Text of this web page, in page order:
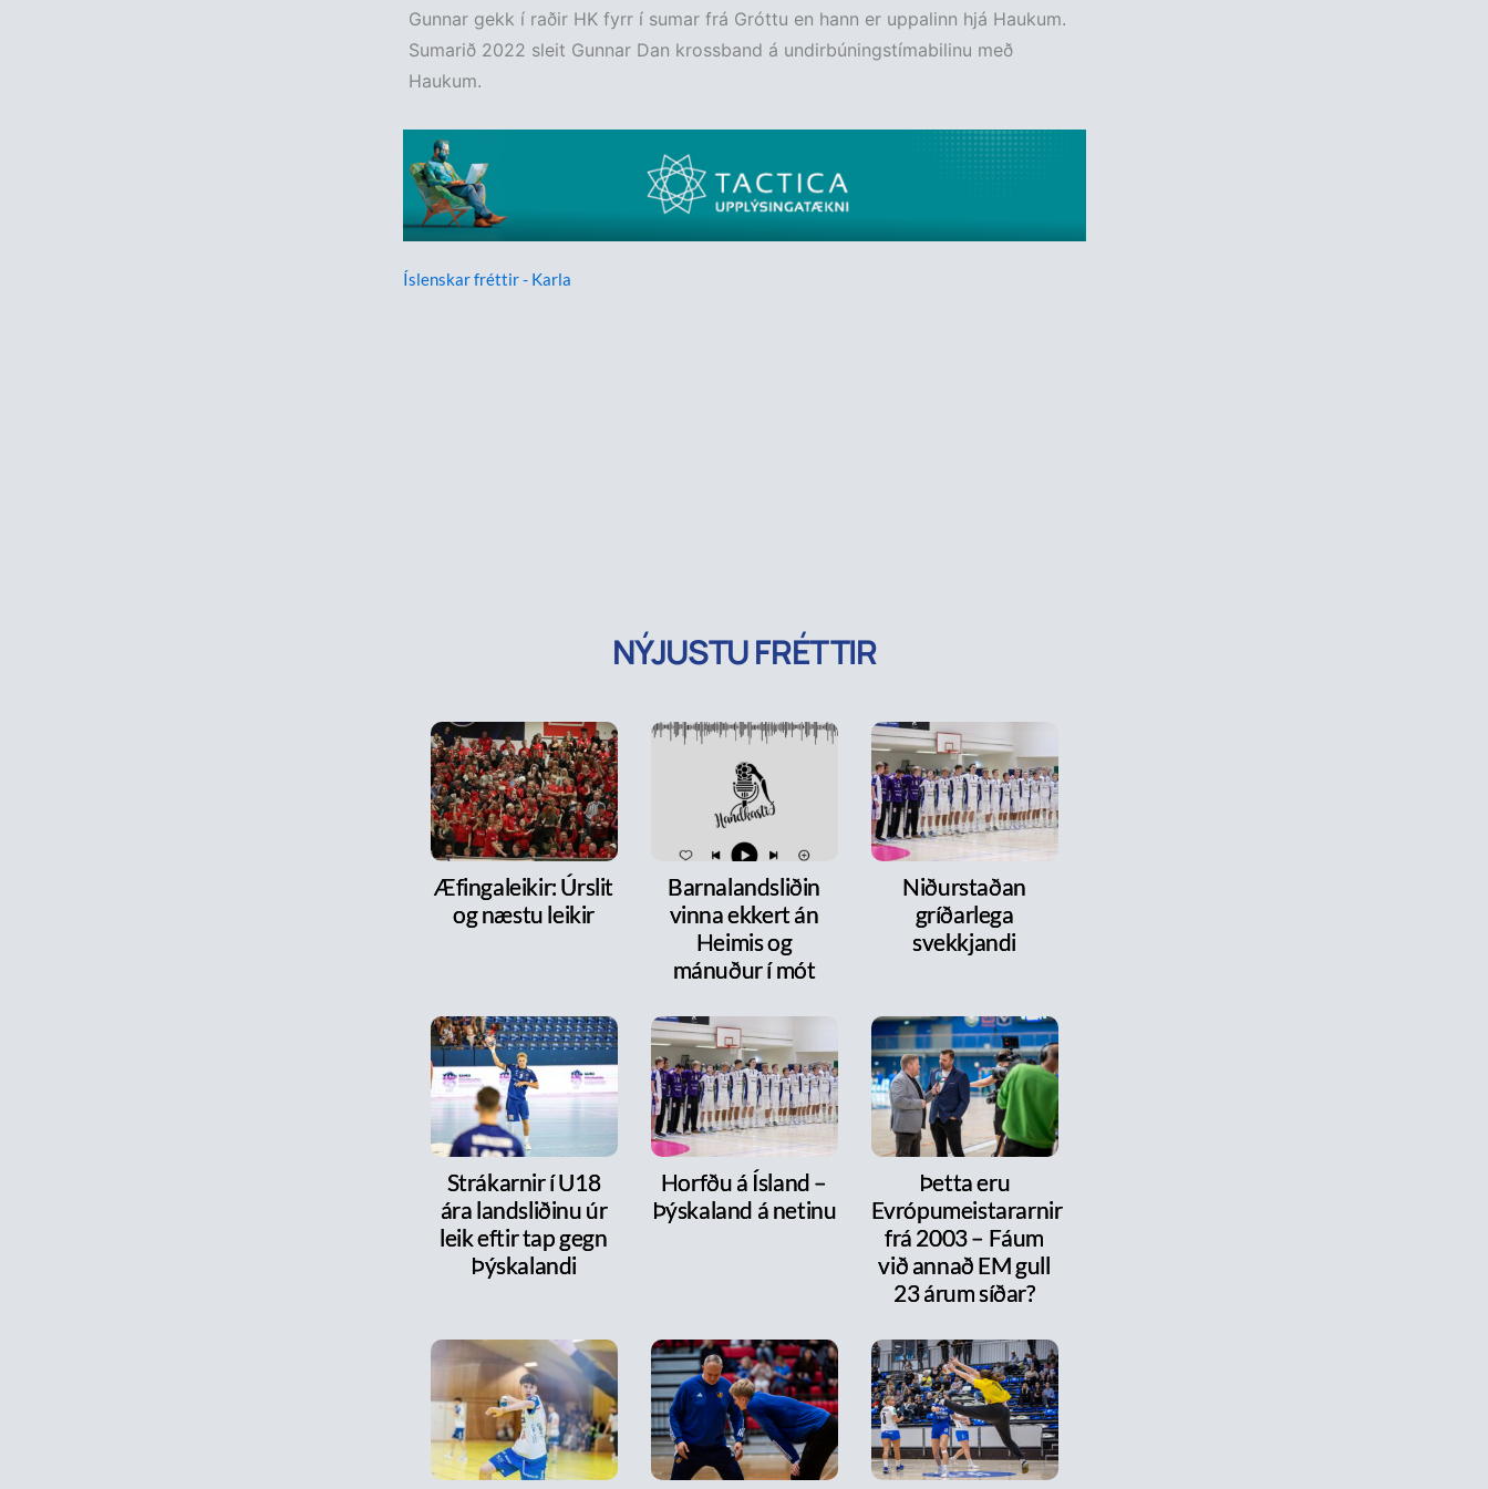
Gunnar gekk í raðir HK fyrr í sumar frá Gróttu en hann er uppalinn hjá Haukum.
Sumarið 2022 sleit Gunnar Dan krossband á undirbúningstímabilinu með
Haukum.
Íslenskar fréttir - Karla
NÝJUSTU FRÉTTIR
Æfingaleikir: Úrslit
og næstu leikir
Barnalandsliðin
vinna ekkert án
Heimis og
mánuður í mót
Niðurstaðan
gríðarlega
svekkjandi
Strákarnir í U18
ára landsliðinu úr
leik eftir tap gegn
Þýskalandi
Horfðu á Ísland –
Þýskaland á netinu
Þetta eru
Evrópumeistararnir
frá 2003 – Fáum
við annað EM gull
23 árum síðar?